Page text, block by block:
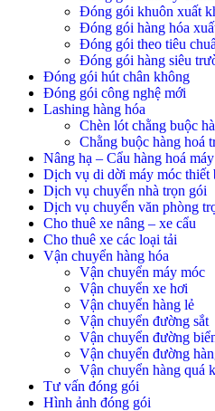
Đóng gói khuôn xuất
Đóng gói hàng hóa
Đóng gói theo tiêu
Đóng gói hàng siêu
Đóng gói hút chân không
Đóng gói công nghệ mới
Lashing hàng hóa
Chèn lót chằng buộc
Chằng buộc hàng hoá
Nâng hạ – Cẩu hàng hoá
Dịch vụ di dời máy móc thiết
Dịch vụ chuyển nhà trọn gói
Dịch vụ chuyển văn phòng
Cho thuê xe nâng – xe cẩu
Cho thuê xe các loại tải
Vận chuyển hàng hóa
Vận chuyển máy móc
Vận chuyển xe hơi
Vận chuyển hàng lẻ
Vận chuyển đường sắt
Vận chuyển đường
Vận chuyển đường
Vận chuyển hàng quá
Tư vấn đóng gói
Hình ảnh đóng gói